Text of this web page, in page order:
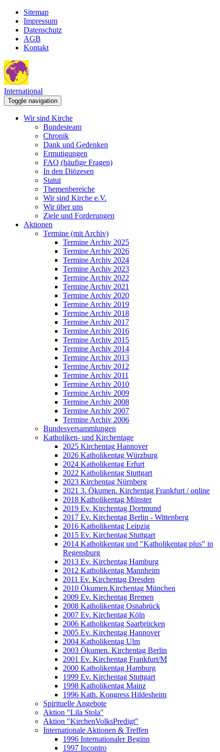
Sitemap
Impressum
Datenschutz
AGB
Kontakt
International
Toggle navigation
Wir sind Kirche
Bundesteam
Chronik
Dank und Gedenken
Ermutigungen
FAQ (häufige Fragen)
In den Diözesen
Statut
Themenbereiche
Wir sind Kirche e.V.
Wir über uns
Ziele und Forderungen
Aktionen
Termine (mit Archiv)
Termine Archiv 2025
Termine Archiv 2026
Termine Archiv 2024
Termine Archiv 2023
Termine Archiv 2022
Termine Archiv 2021
Termine Archiv 2020
Termine Archiv 2019
Termine Archiv 2018
Termine Archiv 2017
Termine Archiv 2016
Termine Archiv 2015
Termine Archiv 2014
Termine Archiv 2013
Termine Archiv 2012
Termine Archiv 2011
Termine Archiv 2010
Termine Archiv 2009
Termine Archiv 2008
Termine Archiv 2007
Termine Archiv 2006
Bundesversammlungen
Katholiken- und Kirchentage
2025 Kirchentag Hannover
2026 Katholikentag Würzburg
2024 Katholikentag Erfurt
2022 Katholikentag Stuttgart
2023 Kirchentag Nürnberg
2021 3. Ökumen. Kirchentag Frankfurt / online
2018 Katholikentag Münster
2019 Ev. Kirchentag Dortmund
2017 Ev. Kirchentag Berlin - Wittenberg
2016 Katholikentag Leipzig
2015 Ev. Kirchentag Stuttgart
2014 Katholikentag und "Katholikentag plus" in
Regensburg
2013 Ev. Kirchentag Hamburg
2012 Katholikentag Mannheim
2011 Ev. Kirchentag Dresden
2010 Ökumen.Kirchentag München
2009 Ev. Kirchentag Bremen
2008 Katholikentag Osnabrück
2007 Ev. Kirchentag Köln
2006 Katholikentag Saarbrücken
2005 Ev. Kirchentag Hannover
2004 Katholikentag Ulm
2003 Ökumen. Kirchentag Berlin
2001 Ev. Kirchentag Frankfurt/M
2000 Katholikentag Hamburg
1999 Ev. Kirchentag Stuttgart
1998 Katholikentag Mainz
1996 Kath. Kongress Hildesheim
Spirituelle Angebote
Aktion "Lila Stola"
Aktion "KirchenVolksPredigt"
Internationale Aktionen & Treffen
1996 Internationaler Beginn
1997 Incontro